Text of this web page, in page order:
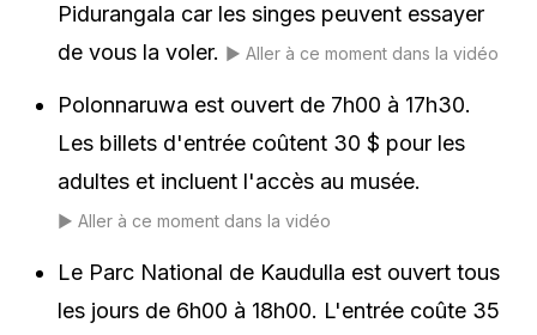
Pidurangala car les singes peuvent essayer
de vous la voler. ▶️ Aller à ce moment dans la vidéo
Polonnaruwa est ouvert de 7h00 à 17h30.
Les billets d'entrée coûtent 30 $ pour les
adultes et incluent l'accès au musée.
▶️ Aller à ce moment dans la vidéo
Le Parc National de Kaudulla est ouvert tous
les jours de 6h00 à 18h00. L'entrée coûte 35